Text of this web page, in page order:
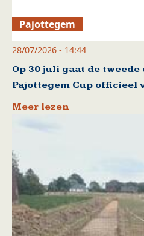
Pajottegem
28/07/2026 - 14:44
Op 30 juli gaat de
Pajottegem Cup officieel
Meer lezen